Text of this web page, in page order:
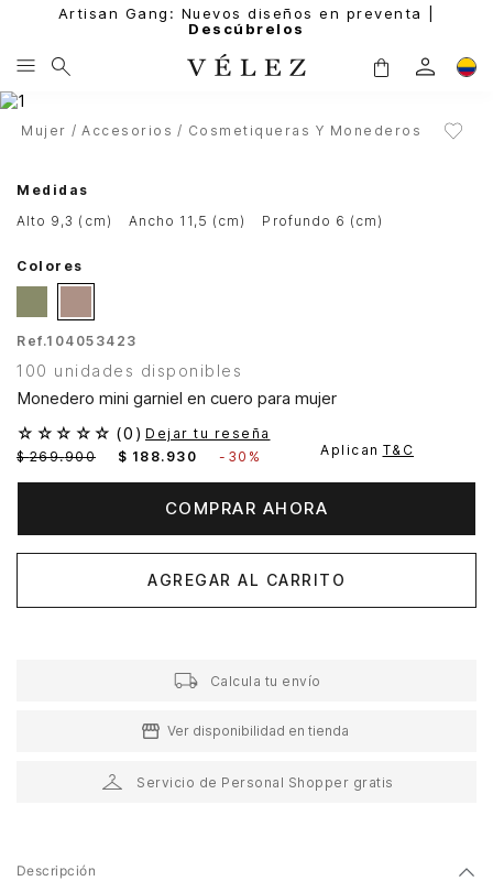
Artisan Gang: Nuevos diseños en preventa |
Descúbrelos
Mujer Accesorios Cosmetiqueras Y Monederos
Medidas
alto 9,3 (cm)
ancho 11,5 (cm) profundo 6 (cm)
Colores
Ref.104053423
100 unidades disponibles
Monedero mini garniel en cuero para mujer
☆ ☆ ☆ ☆ ☆ (0 ) Dejar tu reseña
$ 269.900 $ 188. 930 - 30% Aplican T&C
COMPRAR AHORA
AGREGAR AL CARRITO
Calcula tu envío
Ver disponibilidad en tienda
Servicio de Personal Shopper gratis
Descripción